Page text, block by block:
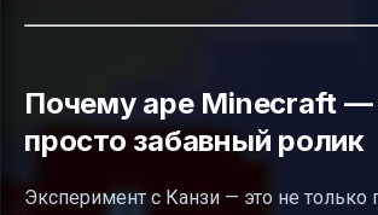
Почему ape Minecraft —
просто забавный ролик
Эксперимент с Канзи — это не только